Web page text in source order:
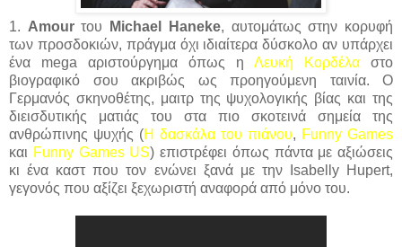
1. Amourτου Michael Haneke, αυτομάτως στην κορυφή
των προσδοκιών, πράγμα όχι ιδιαίτερα δύσκολο αν υπάρχει
ένα mega αριστούργημα όπως η Λευκή Κορδέλα στο
βιογραφικό σου ακριβώς ως προηγούμενη ταινία. Ο
Γερμανός σκηνοθέτης, μαιτρ της ψυχολογικής βίας και της
διεισδυτικής ματιάς του στα πιο σκοτεινά σημεία της
ανθρώπινης ψυχής (Η δασκάλα του πιάνου, Funny Games
και Funny Games US) επιστρέφει όπως πάντα με αξιώσεις
κι ένα καστ που τον ενώνει ξανά με την Isabelly Hupert,
γεγονός που αξίζει ξεχωριστή αναφορά από μόνο του.